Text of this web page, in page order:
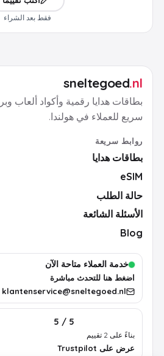
فقط بعد الشراء
sneltegoed.nl
سريع للعملاء في هولندا.
روابط سريعة
بطاقات هدايا
eSIM
حالة الطلب
الأسئلة الشائعة
Blog
خدمة العملاء متاحة الآن
اضغط هنا للتحدث مباشرة
klantenservice@sneltegoed.nl
5 / 5
بناءً على 2 تقييم
عرض على Trustpilot